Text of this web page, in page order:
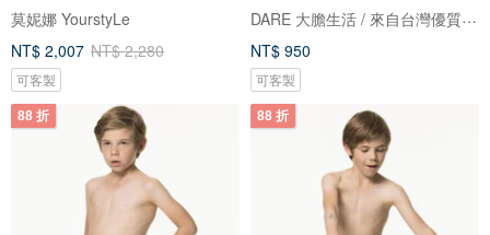
莫妮娜 YourstyLe
NT$ 2,007 NT$ 2,280
可客製
DARE 大膽生活 / 來自台灣優質男性內著
NT$ 950
可客製
88 折 88 折